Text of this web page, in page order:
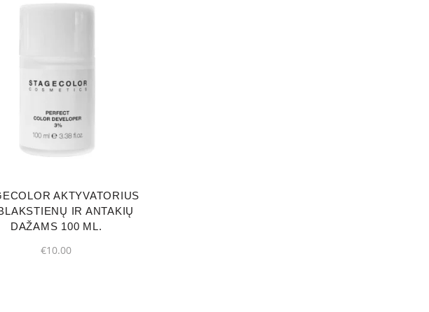
AKTYVATORIUS
IR ANTAKIŲ
DAŽAMS 100 ML.
€10.00